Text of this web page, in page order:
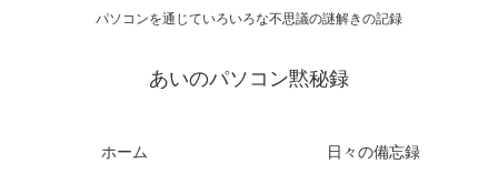
パソコンを通じていろいろな不思議の謎解きの記録
あいのパソコン黙秘録
ホーム 日々の備忘録